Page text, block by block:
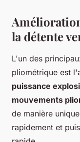
la détente
L'un des
pliométrique est
puissance
mouvements
de manière
rapidement et